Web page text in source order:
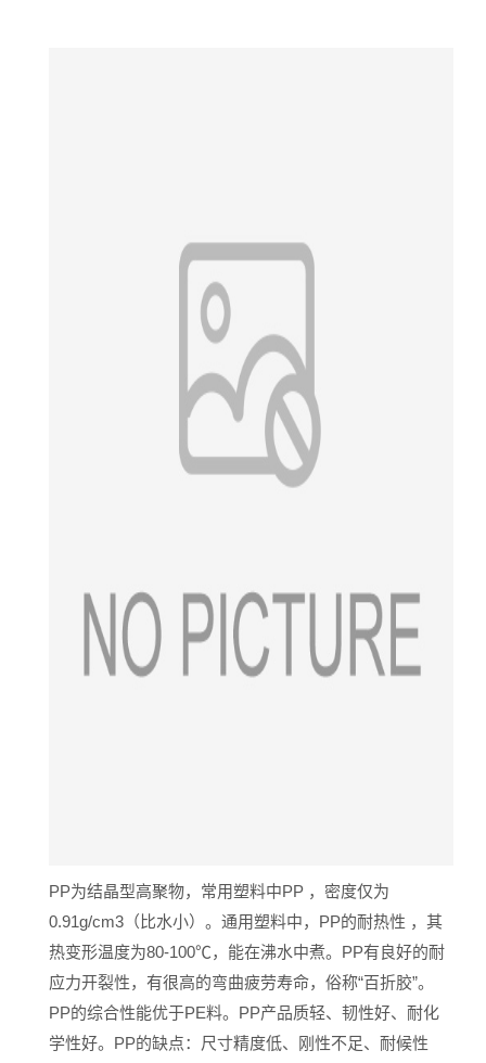
PP为结晶型高聚物，常用塑料中PP ，密度仅为
0.91g/cm3（比水小）。通用塑料中，PP的耐热性 ，其
热变形温度为80-100℃，能在沸水中煮。PP有良好的耐
应力开裂性，有很高的弯曲疲劳寿命，俗称“百折胶”。
PP的综合性能优于PE料。PP产品质轻、韧性好、耐化
学性好。PP的缺点：尺寸精度低、刚性不足、耐候性